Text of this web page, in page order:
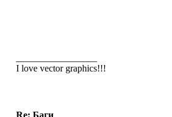
I love vector graphics!!!
Re: Баги